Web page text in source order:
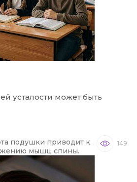
усталости может быть
подушки приводит к
мышц спины.
149